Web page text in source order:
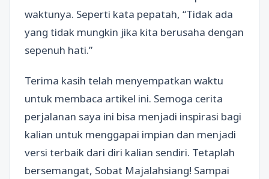
waktunya. Seperti kata pepatah, “Tidak ada
yang tidak mungkin jika kita berusaha dengan
sepenuh hati.”
Terima kasih telah menyempatkan waktu
untuk membaca artikel ini. Semoga cerita
perjalanan saya ini bisa menjadi inspirasi bagi
kalian untuk menggapai impian dan menjadi
versi terbaik dari diri kalian sendiri. Tetaplah
bersemangat, Sobat Majalahsiang! Sampai